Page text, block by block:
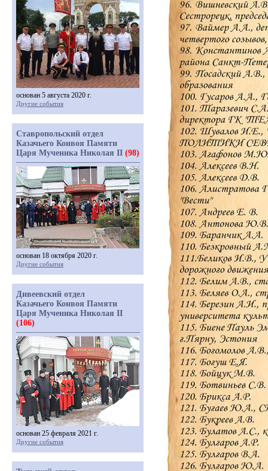
основан 5 августа 2020 г.
Другие события
Ставропольский отдел
Казачьего Конвоя Памяти
Царя Мученика Николая II (98)
основан 18 октября 2020 г.
Другие события
Дивеевский отдел
Казачьего Конвоя Памяти
Царя Мученика Николая II
(106)
основан 25 февраля 2021 г.
Другие события